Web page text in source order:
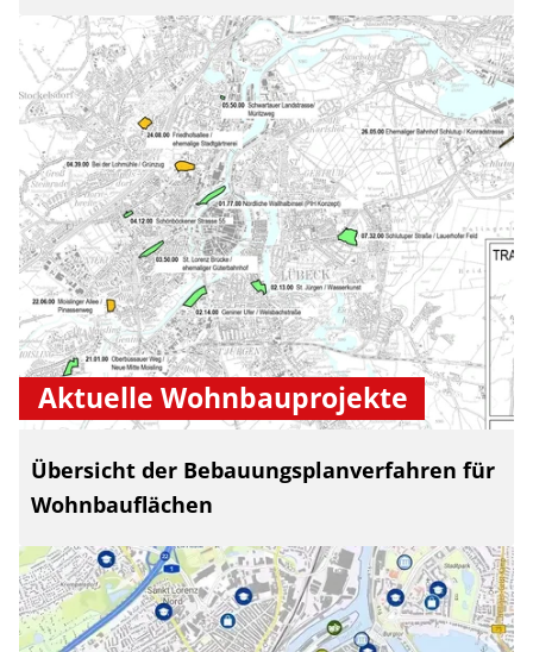
Aktuelle Wohnbauprojekte
Übersicht der Bebauungsplanverfahren für
Wohnbauflächen